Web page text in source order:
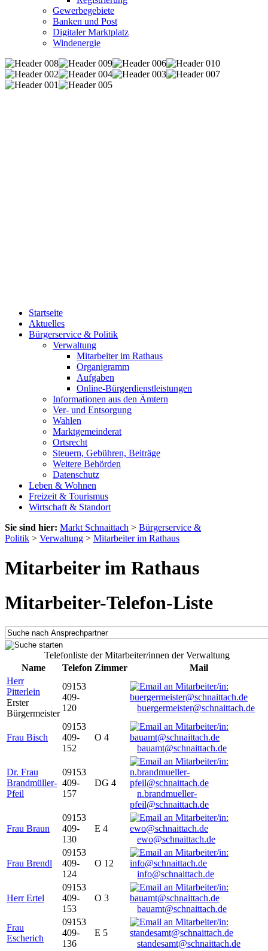
Gewerbegebiete
Banken und Post
Digitaler Marktplatz
Windenergie
Startseite
Aktuelles
Bürgerservice & Politik
Verwaltung
Mitarbeiter im Rathaus
Organigramm
Aufgaben
Online-Bürgerdienstleistungen
Informationen aus den Ämtern
Ver- und Entsorgung
Wahlen
Marktgemeinderat
Ortsrecht
Steuern, Gebühren, Beiträge
Weitere Behörden
Datenschutz
Leben & Wohnen
Freizeit & Tourismus
Wirtschaft & Standort
Sie sind hier: Markt Schnaittach > Bürgerservice &
Politik > Verwaltung > Mitarbeiter im Rathaus
Mitarbeiter im Rathaus
Mitarbeiter-Telefon-Liste
Telefonliste der Mitarbeiter/innen der Verwaltung
Name
Telefon Zimmer
Mail
Herr
Pitterlein
Erster
Bürgermeister
09153
409-
120
buergermeister@schnaittach.de
Frau Bisch
09153
409-
152
O 4
bauamt@schnaittach.de
Dr. Frau
Brandmüller-
Pfeil
09153
409-
157
DG 4
n.brandmueller-
pfeil@schnaittach.de
Frau Braun
09153
409-
130
E 4
ewo@schnaittach.de
Frau Brendl
09153
409-
124
O 12
info@schnaittach.de
Herr Ertel
09153
409-
153
O 3
bauamt@schnaittach.de
Frau
Escherich
09153
409-
136
E 5
standesamt@schnaittach.de